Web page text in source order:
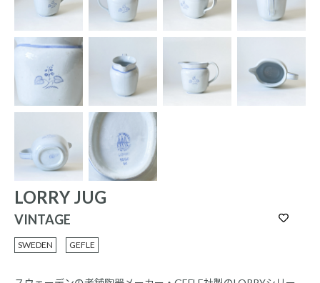
LORRY JUG
VINTAGE
SWEDEN GEFLE